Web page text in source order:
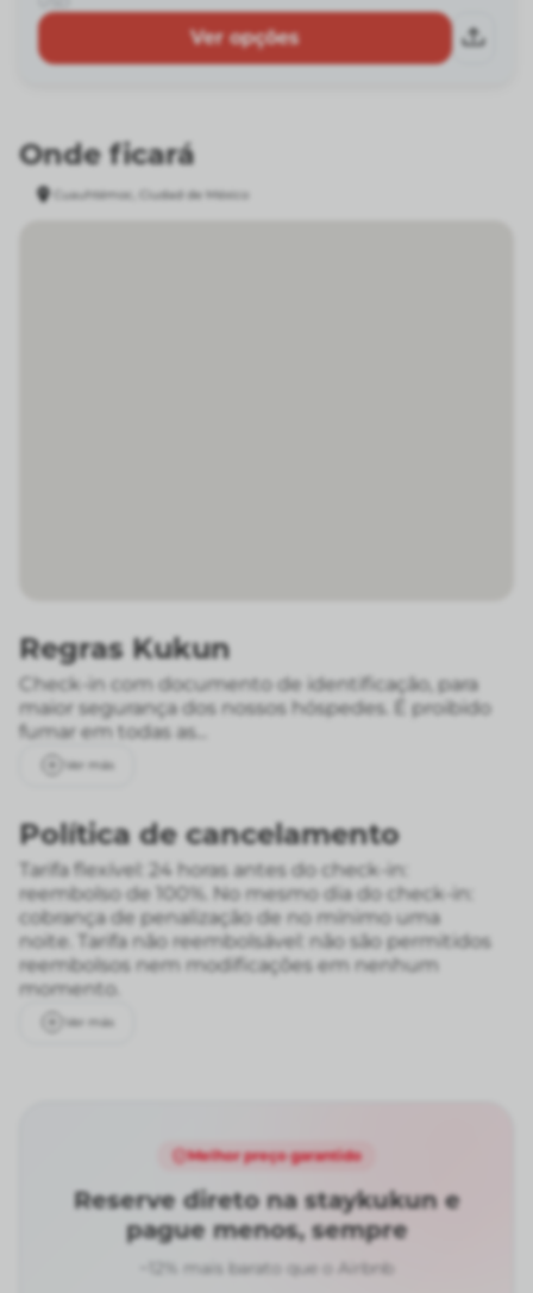
Ver opções
Onde ficará
Cuauhtémoc, Ciudad de México
Regras Kukun
Check-in com documento de identificação, para
maior segurança dos nossos hóspedes. É proibido
fumar em todas as...
Ver más
Política de cancelamento
Tarifa flexível: 24 horas antes do check-in:
reembolso de 100%. No mesmo dia do check-in:
cobrança de penalização de no mínimo uma
noite.
Tarifa não reembolsável: não são permitidos
reembolsos nem modificações em nenhum
momento.
Ver más
Melhor preço garantido
Reserve direto na staykukun e
pague menos, sempre
~12% mais barato que o Airbnb